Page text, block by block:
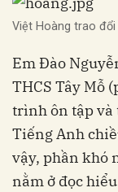
Việt Hoàng trao đổi
Em Đào
THCS Tây Mỗ
trình ôn tập và
Tiếng Anh
vậy, phần khó
nằm ở đọc